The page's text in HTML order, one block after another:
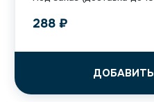
288 ₽